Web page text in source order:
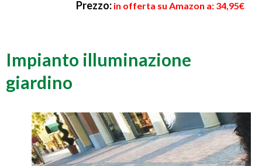
Prezzo: in offerta su Amazon a: 34,95€
Impianto illuminazione
giardino